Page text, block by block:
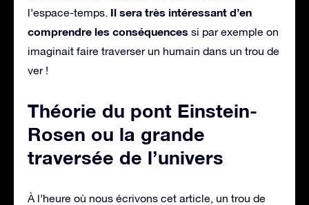
l’espace-temps. Il sera très intéressant d’en
comprendre les conséquences si par exemple on
imaginait faire traverser un humain dans un trou de
ver !
Théorie du pont Einstein-
Rosen ou la grande
traversée de l’univers
À l’heure où nous écrivons cet article, un trou de